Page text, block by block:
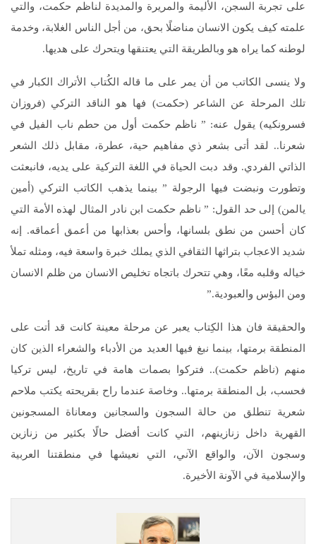
على تجربة السجن، الأليمة والمريرة والمديدة لناظم حكمت، والتي
علمته كيف يكون الانسان مناضلًا بحق، من أجل الناس الغلابة، وخدمة
لوطنه كما يراه هو وبالطريقة التي يعتنقها ويتحرك على هديها.
ولا ينسى الكاتب من أن يمر على ما قاله الكُتاب الأتراك الكبار في
تلك المرحلة عن الشاعر (حكمت) فها هو الناقد التركي (فروزان
فسرونكيه) يقول عنه: ” ناظم حكمت أول من حطم ناب الفيل في
شعرنا.. لقد أتى بشعر ذي مفاهيم حية، عطرة، مقابل ذلك الشعر
الذاتي الفردي. وقد دبت الحياة في اللغة التركية على يديه، فانبعثت
وتطورت ونبضت فيها الرجولة ” بينما يذهب الكاتب التركي (أمين
يالمن) إلى حد القول: ” ناظم حكمت ابن نادر المثال لهذه الأمة التي
كان أحسن من نطق بلسانها، وأحس بعذابها من أعمق أعماقه. إنه
شديد الاعجاب بتراثها الثقافي الذي يملك خبرة واسعة فيه، ومثله تملأ
خياله وقلبه معًا، وهي تتحرك باتجاه تخليص الانسان من ظلم الانسان
ومن البؤس والعبودية.”
والحقيقة فان هذا الكِتاب يعبر عن مرحلة معينة كانت قد أتت على
المنطقة برمتها، بينما نبغ فيها العديد من الأدباء والشعراء الذين كان
منهم (ناظم حكمت).. فتركوا بصمات هامة في تاريخ، ليس تركيا
فحسب، بل المنطقة برمتها.. وخاصة عندما راح بقريحته يكتب ملاحم
شعرية تنطلق من حالة السجون والسجانين ومعاناة المسجونين
القهرية داخل زنازينهم، التي كانت أفضل حالًا بكثير من زنازين
وسجون الآن، والواقع الآني، التي نعيشها في منطقتنا العربية
والإسلامية في الآونة الأخيرة.